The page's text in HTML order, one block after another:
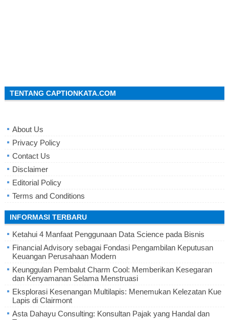
TENTANG CAPTIONKATA.COM
About Us
Privacy Policy
Contact Us
Disclaimer
Editorial Policy
Terms and Conditions
INFORMASI TERBARU
Ketahui 4 Manfaat Penggunaan Data Science pada Bisnis
Financial Advisory sebagai Fondasi Pengambilan Keputusan
Keuangan Perusahaan Modern
Keunggulan Pembalut Charm Cool: Memberikan Kesegaran
dan Kenyamanan Selama Menstruasi
Eksplorasi Kesenangan Multilapis: Menemukan Kelezatan Kue
Lapis di Clairmont
Asta Dahayu Consulting: Konsultan Pajak yang Handal dan